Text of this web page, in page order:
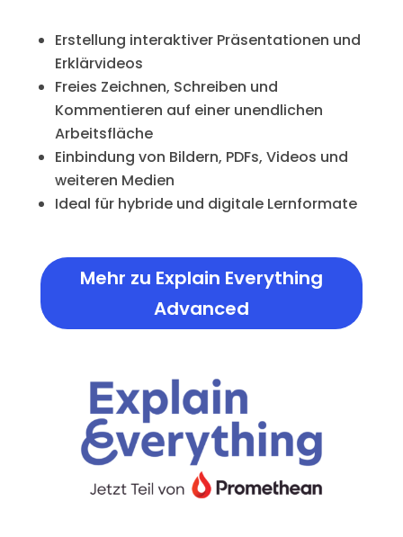
Erstellung interaktiver Präsentationen und
Erklärvideos
Freies Zeichnen, Schreiben und
Kommentieren auf einer unendlichen
Arbeitsfläche
Einbindung von Bildern, PDFs, Videos und
weiteren Medien
Ideal für hybride und digitale Lernformate
Mehr zu Explain Everything
Advanced